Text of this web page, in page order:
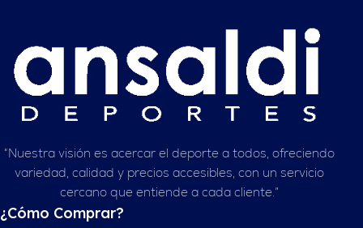
“Nuestra visión es acercar el deporte a todos, ofreciendo
variedad, calidad y precios accesibles, con un servicio
cercano que entiende a cada cliente.”
¿Cómo Comprar?